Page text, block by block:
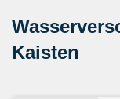
Kaisten